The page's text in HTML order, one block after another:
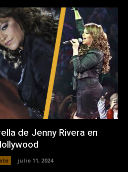
de Jenny Rivera en
julio 11, 2024